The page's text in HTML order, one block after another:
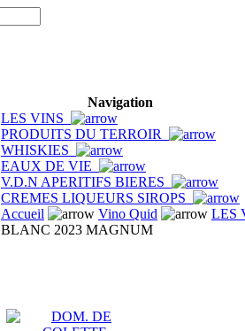
Navigation
LES VINS
PRODUITS DU TERROIR
WHISKIES
EAUX DE VIE
V.D.N APERITIFS BIERES
CREMES LIQUEURS SIROPS
Accueil
Vino Quid LES
BLANC 2023 MAGNUM